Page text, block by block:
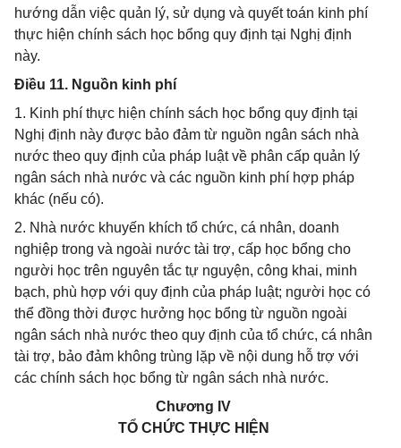
hướng dẫn việc quản lý, sử dụng và quyết toán kinh phí
thực hiện chính sách học bổng quy định tại Nghị định
này.
Điều 11. Nguồn kinh phí
1. Kinh phí thực hiện chính sách học bổng quy định tại
Nghị định này được bảo đảm từ nguồn ngân sách nhà
nước theo quy định của pháp luật về phân cấp quản lý
ngân sách nhà nước và các nguồn kinh phí hợp pháp
khác (nếu có).
2. Nhà nước khuyến khích tổ chức, cá nhân, doanh
nghiệp trong và ngoài nước tài trợ, cấp học bổng cho
người học trên nguyên tắc tự nguyện, công khai, minh
bạch, phù hợp với quy định của pháp luật; người học có
thể đồng thời được hưởng học bổng từ nguồn ngoài
ngân sách nhà nước theo quy định của tổ chức, cá nhân
tài trợ, bảo đảm không trùng lặp về nội dung hỗ trợ với
các chính sách học bổng từ ngân sách nhà nước.
Chương IV
TỔ CHỨC THỰC HIỆN